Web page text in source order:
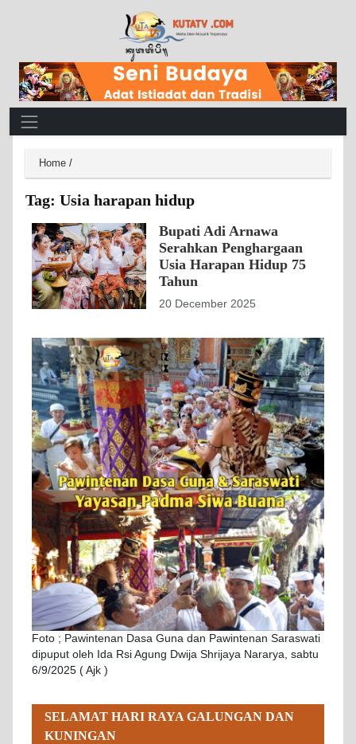
Main Navigation
Home /
Tag: Usia harapan hidup
Bupati Adi Arnawa
Serahkan Penghargaan
Usia Harapan Hidup 75
Tahun
20 December 2025
Foto ; Pawintenan Dasa Guna dan Pawintenan Saraswati
dipuput oleh Ida Rsi Agung Dwija Shrijaya Nararya, sabtu
6/9/2025 ( Ajk )
SELAMAT HARI RAYA GALUNGAN DAN
KUNINGAN